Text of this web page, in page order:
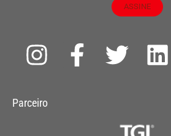
ASSINE
I
s
F
a
T
t
L
Parceiro